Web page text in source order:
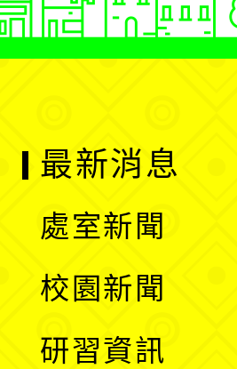
最新消息
處室新聞
校園新聞
研習資訊